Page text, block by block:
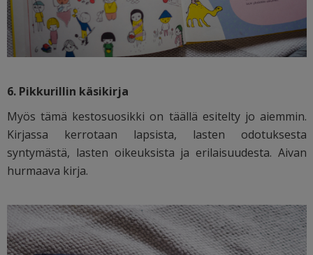
6. Pikkurillin käsikirja
Myös tämä kestosuosikki on täällä esitelty jo aiemmin.
Kirjassa kerrotaan lapsista, lasten odotuksesta
syntymästä, lasten oikeuksista ja erilaisuudesta. Aivan
hurmaava kirja.